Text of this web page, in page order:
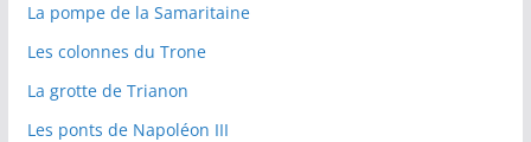
La pompe de la Samaritaine
Les colonnes du Trone
La grotte de Trianon
Les ponts de Napoléon III